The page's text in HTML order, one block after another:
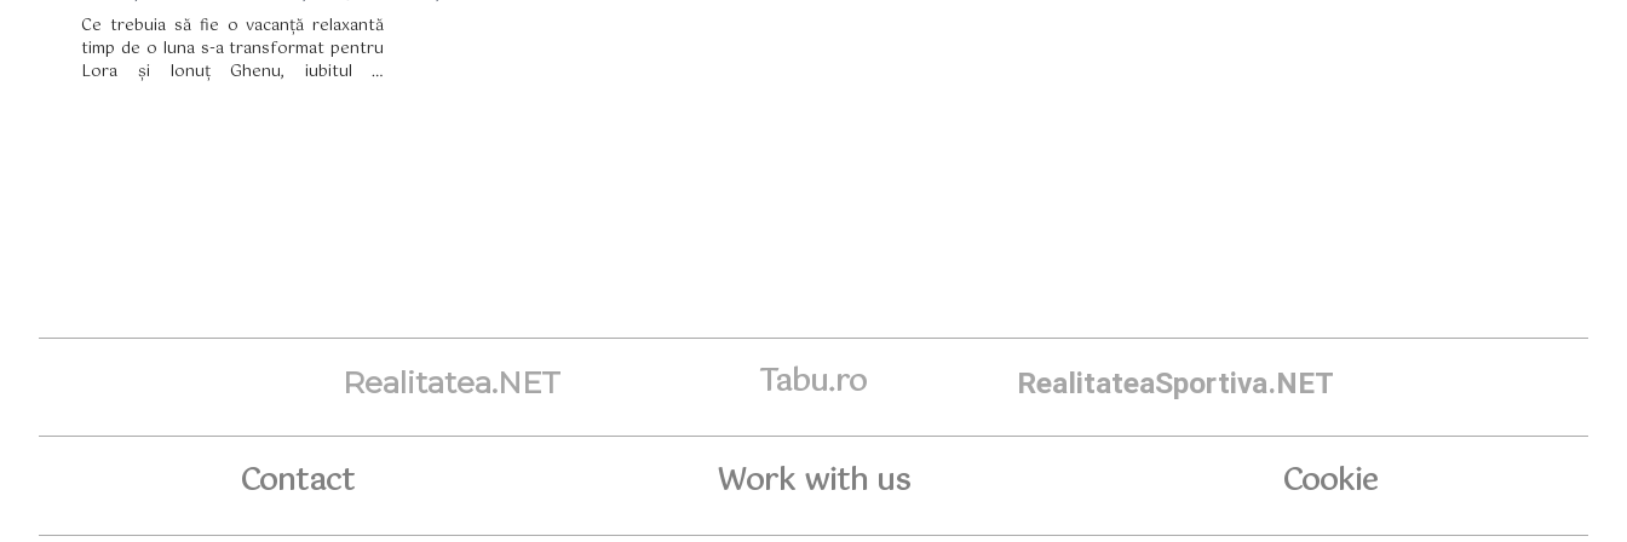
Ce trebuia să fie o vacanță relaxantă
timp de o luna s-a transformat pentru
Lora și Ionuț Ghenu, iubitul și
Realitatea.NET Tabu.ro RealitateaSportiva.NET
Contact Work with us Cookie